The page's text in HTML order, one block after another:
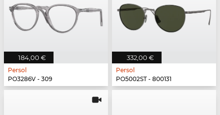
184,00 €
Persol
PO3286V - 309
332,00 €
Persol
PO5002ST - 800131